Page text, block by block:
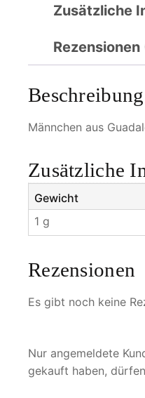
Zusätzliche
Rezensionen
Beschreibung
Männchen aus
Zusätzliche
Gewicht
1 g
Rezensionen
Es gibt noch keine
Nur angemeldete
gekauft haben,